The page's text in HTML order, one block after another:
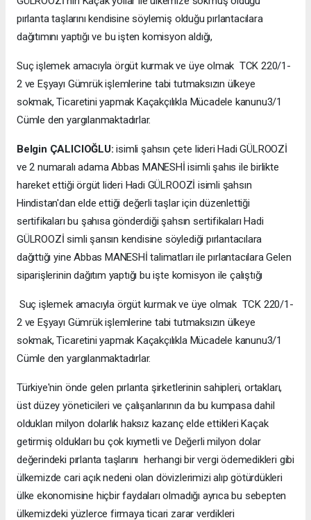
pırlanta taşlarını kendisine söylemiş olduğu pırlantacılara
dağıtımını yaptığı ve bu işten komisyon aldığı,
Suç işlemek amacıyla örgüt kurmak ve üye olmak TCK 220/1-
2 ve Eşyayı Gümrük işlemlerine tabi tutmaksızın ülkeye
sokmak, Ticaretini yapmak Kaçakçılıkla Mücadele kanunu3/1
Cümle den yargılanmaktadırlar.
Belgin ÇALICIOĞLU: isimli şahsın çete lideri Hadi GÜLROOZİ
ve 2 numaralı adama Abbas MANESHİ isimli şahıs ile birlikte
hareket ettiği örgüt lideri Hadi GÜLROOZİ isimli şahsın
Hindistan'dan elde ettiği değerli taşlar için düzenlettiği
sertifikaları bu şahısa gönderdiği şahsın sertifikaları Hadi
GÜLROOZİ simli şansın kendisine söylediği pırlantacılara
dağıttığı yine Abbas MANESHİ talimatları ile pırlantacılara Gelen
siparişlerinin dağıtım yaptığı bu işte komisyon ile çalıştığı
Suç işlemek amacıyla örgüt kurmak ve üye olmak TCK 220/1-
2 ve Eşyayı Gümrük işlemlerine tabi tutmaksızın ülkeye
sokmak, Ticaretini yapmak Kaçakçılıkla Mücadele kanunu3/1
Cümle den yargılanmaktadırlar.
Türkiye'nin önde gelen pırlanta şirketlerinin sahipleri, ortakları,
üst düzey yöneticileri ve çalışanlarının da bu kumpasa dahil
oldukları milyon dolarlık haksız kazanç elde ettikleri Kaçak
getirmiş oldukları bu çok kıymetli ve Değerli milyon dolar
değerindeki pırlanta taşlarını herhangi bir vergi ödemedikleri gibi
ülkemizde cari açık nedeni olan dövizlerimizi alıp götürdükleri
ülke ekonomisine hiçbir faydaları olmadığı ayrıca bu sebepten
ülkemizdeki yüzlerce firmaya ticari zarar verdikleri